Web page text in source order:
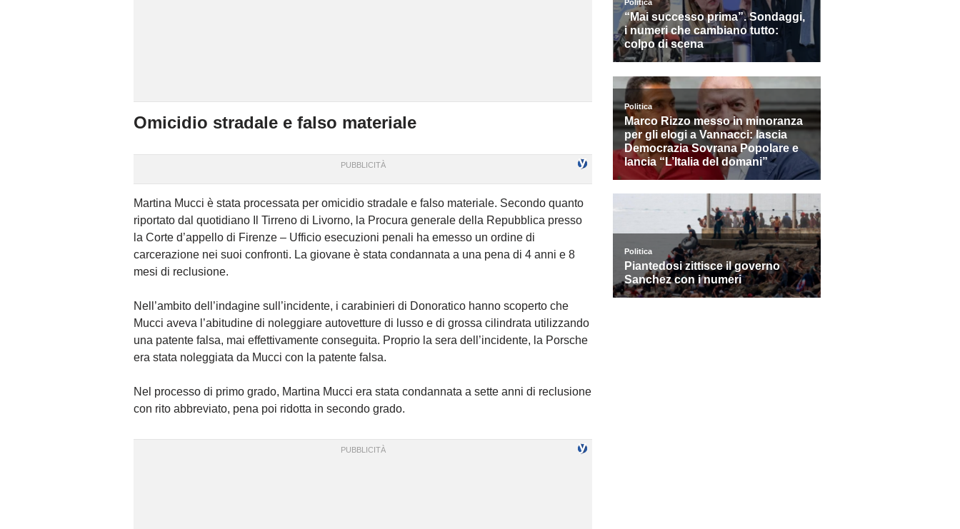
Omicidio stradale e falso materiale
Martina Mucci è stata processata per omicidio stradale e falso materiale. Secondo quanto
riportato dal quotidiano Il Tirreno di Livorno, la Procura generale della Repubblica presso
la Corte d’appello di Firenze – Ufficio esecuzioni penali ha emesso un ordine di
carcerazione nei suoi confronti. La giovane è stata condannata a una pena di 4 anni e 8
mesi di reclusione.
Nell’ambito dell’indagine sull’incidente, i carabinieri di Donoratico hanno scoperto che
Mucci aveva l’abitudine di noleggiare autovetture di lusso e di grossa cilindrata utilizzando
una patente falsa, mai effettivamente conseguita. Proprio la sera dell’incidente, la Porsche
era stata noleggiata da Mucci con la patente falsa.
Nel processo di primo grado, Martina Mucci era stata condannata a sette anni di reclusione
con rito abbreviato, pena poi ridotta in secondo grado.